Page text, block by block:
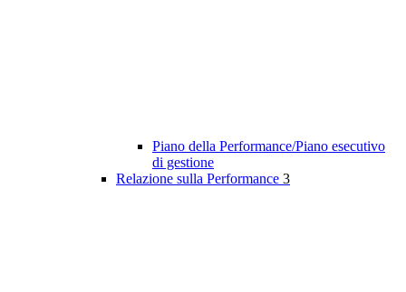
Piano della Performance/Piano esecutivo
di gestione
Relazione sulla Performance 3